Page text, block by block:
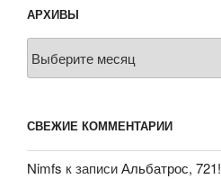
АРХИВЫ
СВЕЖИЕ КОММЕНТАРИИ
Nimfs к записиАльбатрос, 721!